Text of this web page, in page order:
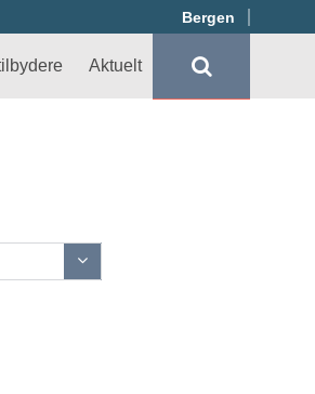
Bergen
Aktuelt